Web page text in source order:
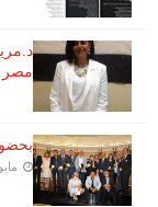
مصر
مايو 26, 2023